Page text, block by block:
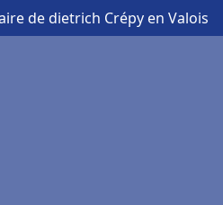
de dietrich Crépy en Valois